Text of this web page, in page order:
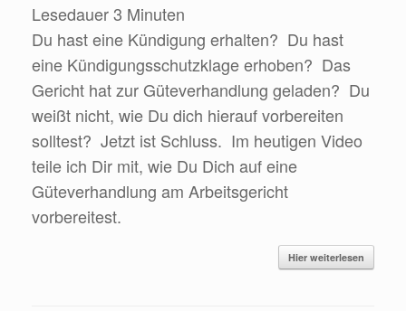
Lesedauer3 Minuten
Du hast eine Kündigung erhalten? Du hast
eine Kündigungsschutzklage erhoben? Das
Gericht hat zur Güteverhandlung geladen? Du
weißt nicht, wie Du dich hierauf vorbereiten
solltest? Jetzt ist Schluss. Im heutigen Video
teile ich Dir mit, wie Du Dich auf eine
Güteverhandlung am Arbeitsgericht
vorbereitest.
Hier weiterlesen